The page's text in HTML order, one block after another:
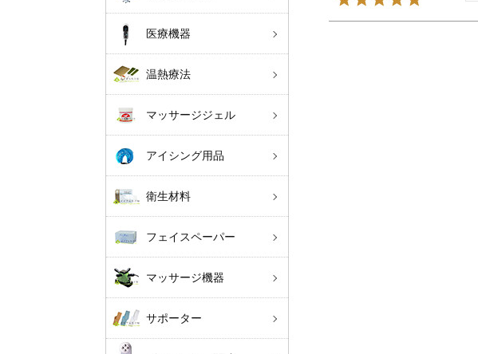
医療機器
温熱療法
マッサージジェル
アイシング用品
衛生材料
フェイスペーパー
マッサージ機器
サポーター